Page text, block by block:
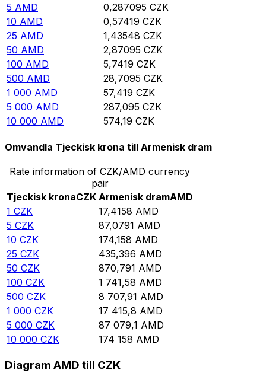
5 AMD 0,287095 CZK
10 AMD 0,57419 CZK
25 AMD 1,43548 CZK
50 AMD 2,87095 CZK
100 AMD 5,7419 CZK
500 AMD 28,7095 CZK
1 000 AMD 57,419 CZK
5 000 AMD 287,095 CZK
10 000 AMD 574,19 CZK
Omvandla Tjeckisk krona till Armenisk dram
Rate information of CZK/AMD currency
pair
Tjeckisk kronaCZK Armenisk dramAMD
1 CZK 17,4158 AMD
5 CZK 87,0791 AMD
10 CZK 174,158 AMD
25 CZK 435,396 AMD
50 CZK 870,791 AMD
100 CZK 1 741,58 AMD
500 CZK 8 707,91 AMD
1 000 CZK 17 415,8 AMD
5 000 CZK 87 079,1 AMD
10 000 CZK 174 158 AMD
Diagram AMD till CZK